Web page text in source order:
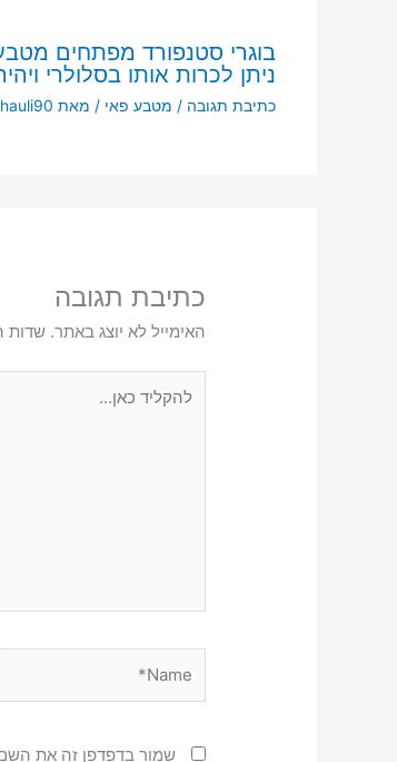
בוגרי סטנפורד מפתחים
ניתן לכרות אותו בסלולרי
כתיבת תגובה / מטבע פאי / מאת
כתיבת תגובה
האימייל לא יוצג באתר. שדות
כאן...
שמור בדפדפן זה את